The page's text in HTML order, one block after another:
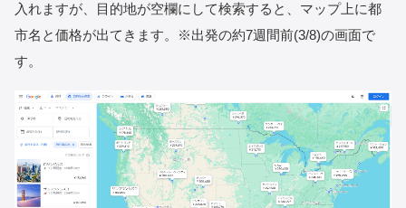
入れますが、目的地が空欄にして検索すると、マップ上に都
市名と価格が出てきます。※出発の約7週間前(3/8)の画面で
す。